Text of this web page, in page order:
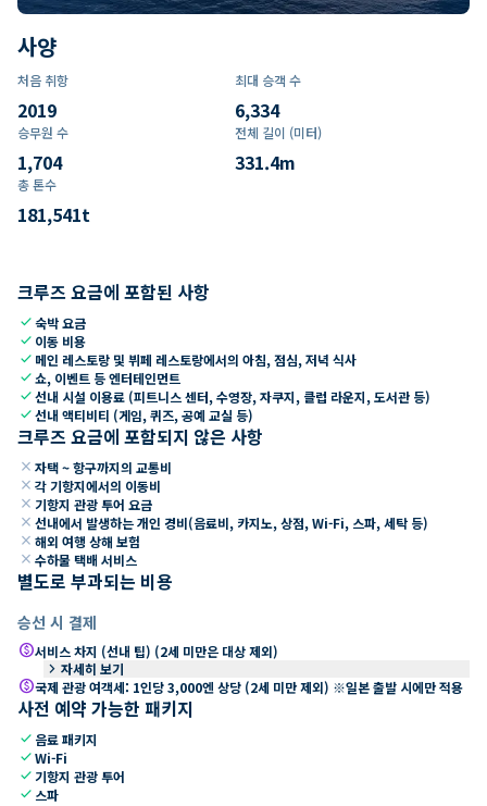
사양
처음 취항
2019
최대 승객 수
6,334
승무원 수
1,704
전체 길이 (미터)
331.4m
총 톤수
181,541t
크루즈 요금에 포함된 사항
check숙박 요금
check 이동 비용
check 메인 레스토랑 및 뷔페 레스토랑에서의 아침, 점심, 저녁 식사
check쇼, 이벤트 등 엔터테인먼트
check선내 시설 이용료 (피트니스 센터, 수영장, 자쿠지, 클럽 라운지, 도서관 등)
check선내 액티비티 (게임, 퀴즈, 공예 교실 등)
크루즈 요금에 포함되지 않은 사항
close 자택 ~ 항구까지의 교통비
close 각 기항지에서의 이동비
close 기항지 관광 투어 요금
close 선내에서 발생하는 개인 경비(음료비, 카지노, 상점, Wi-Fi, 스파, 세탁 등)
close 해외 여행 상해 보험
close 수하물 택배 서비스
별도로 부과되는 비용
승선 시 결제
paid서비스 차지 (선내 팁) (2세 미만은 대상 제외)
keyboard_arrow_right 자세히 보기
paid국제 관광 여객세: 1인당 3,000엔 상당 (2세 미만 제외) ※일본 출발 시에만 적용
사전 예약 가능한 패키지
check 음료 패키지
checkWi-Fi
check 기항지 관광 투어
check 스파